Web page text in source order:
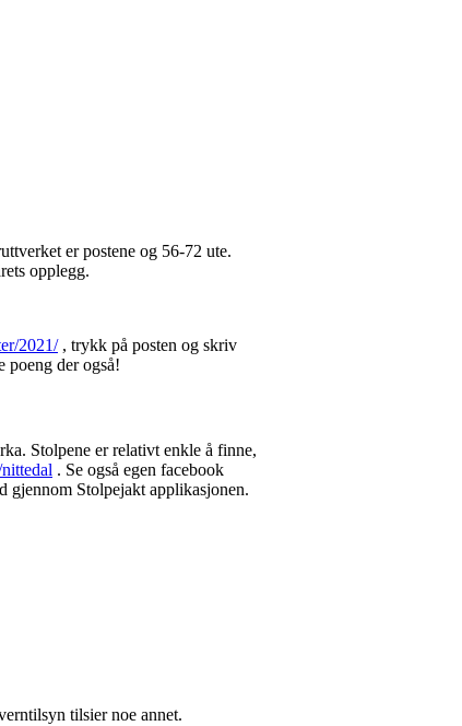
er postene og 56-72 ute.
opplegg.
2021/, trykk på posten og skriv
poeng der også!
Stolpene er relativt enkle å finne,
. Se også egen facebook
gjennom Stolpejakt applikasjonen.
tilsier noe annet.